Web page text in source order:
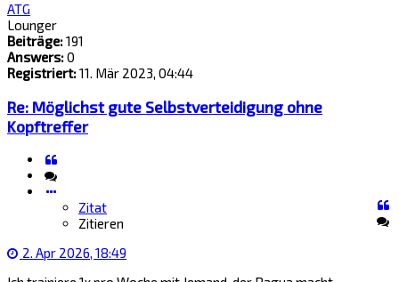
ATG
Lounger
Beiträge:191
Answers:0
Registriert:11. Mär 2023, 04:44
Re: Möglichst gute Selbstverteidigung ohne
Kopftreffer
Zitat
Zitieren
2. Apr 2026, 18:49